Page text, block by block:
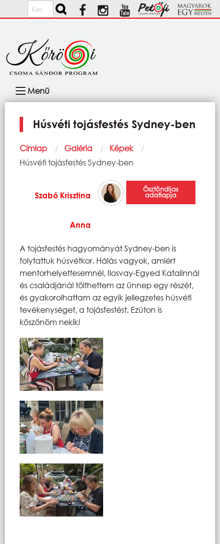
Ugrás a tartalomra
Keresés
navigáció
Menü
Húsvéti tojásfestés Sydney-ben
Morzsa
Címlap Galéria
Képek
Current:
Húsvéti tojásfestés Sydney-ben
Szabó Krisztina
Anna
Ösztöndíjas
adatlapja
A tojásfestés hagyományát Sydney-ben is
folytattuk húsvétkor. Hálás vagyok, amiért
mentorhelyettesemnél, Ilosvay-Egyed Katalinnál
és családjánál tölthettem az ünnep egy részét,
és gyakorolhattam az egyik jellegzetes húsvéti
tevékenységet, a tojásfestést. Ezúton is
köszönöm nekik!